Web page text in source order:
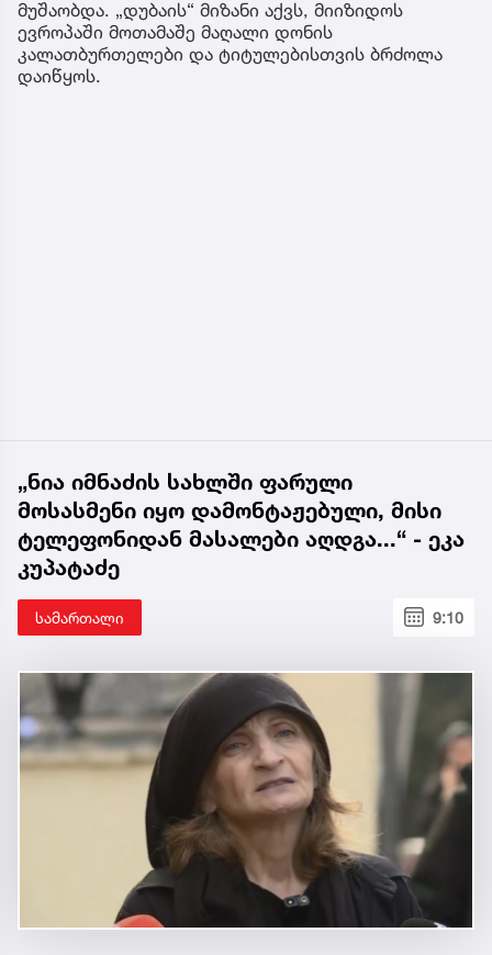
მუშაობდა. „დუბაის“ მიზანი აქვს, მიიზიდოს
ევროპაში მოთამაშე მაღალი დონის
კალათბურთელები და ტიტულებისთვის ბრძოლა
დაიწყოს.
„ნია იმნაძის სახლში ფარული
მოსასმენი იყო დამონტაჟებული, მისი
ტელეფონიდან მასალები აღდგა...“ - ეკა
კუპატაძე
სამართალი 9:10